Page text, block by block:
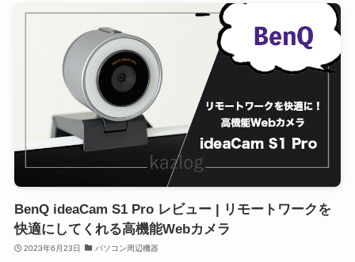
BenQ ideaCam S1 Pro レビュー | リモートワークを
快適にしてくれる高機能Webカメラ
2023年6月23日 パソコン周辺機器